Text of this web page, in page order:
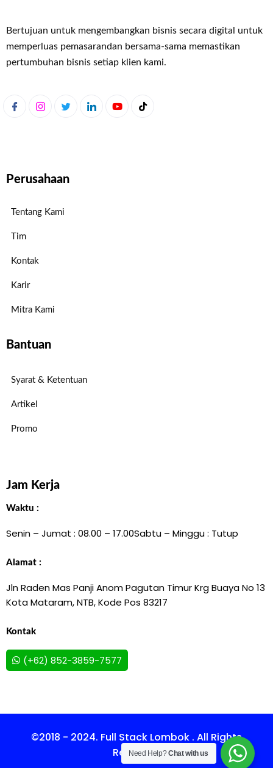
Bertujuan untuk mengembangkan bisnis secara digital untuk
memperluas pemasarandan bersama-sama memastikan
pertumbuhan bisnis setiap klien kami.
Perusahaan
Tentang Kami
Tim
Kontak
Karir
Mitra Kami
Bantuan
Syarat & Ketentuan
Artikel
Promo
Jam Kerja
Waktu :
Senin – Jumat : 08.00 – 17.00Sabtu – Minggu : Tutup
Alamat :
Jln Raden Mas Panji Anom Pagutan Timur Krg Buaya No 13
Kota Mataram, NTB, Kode Pos 83217
Kontak
(+62) 852-3859-7577
©2018 - 2024. Full Stack Lombok . All Rights
Reserved.
Need Help?Chat with us